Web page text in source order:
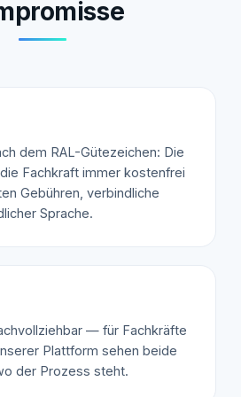
dem RAL-Gütezeichen: Die
Fachkraft immer kostenfrei
Gebühren, verbindliche
Sprache.
— für Fachkräfte
Plattform sehen beide
der Prozess steht.